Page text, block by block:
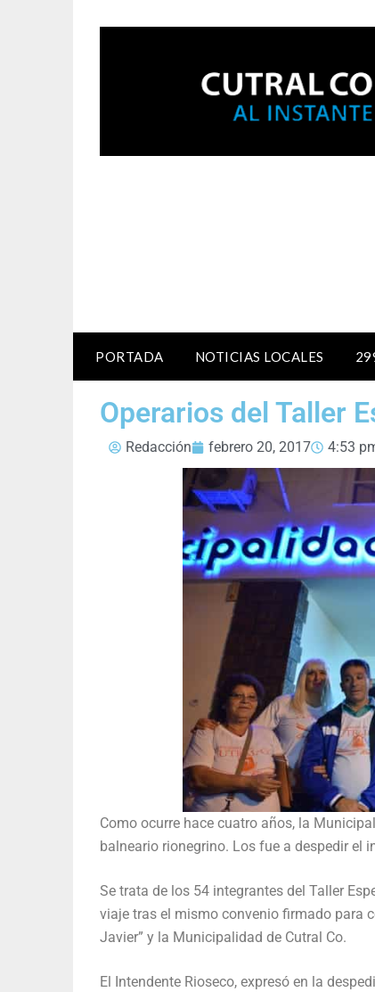
PORTADA NOTICIAS LOCALES
Operarios del Taller
Redacción febrero 20, 2017 4:53
Como ocurre hace cuatro años, la
balneario rionegrino. Los fue a despedir el
Se trata de los 54 integrantes del Taller
viaje tras el mismo convenio firmado para
Javier” y la Municipalidad de Cutral Co.
El Intendente Rioseco, expresó en la